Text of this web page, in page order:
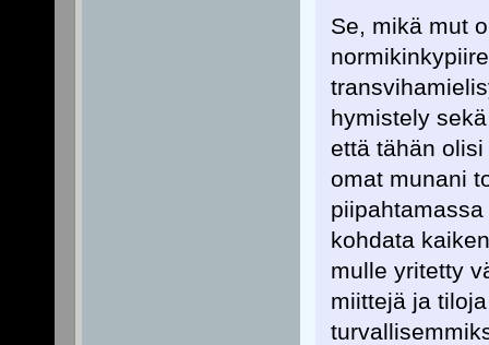
Se, mikä mut
hymistely
että tähän
omat munani
kohdata
mulle yritetty
miittejä ja